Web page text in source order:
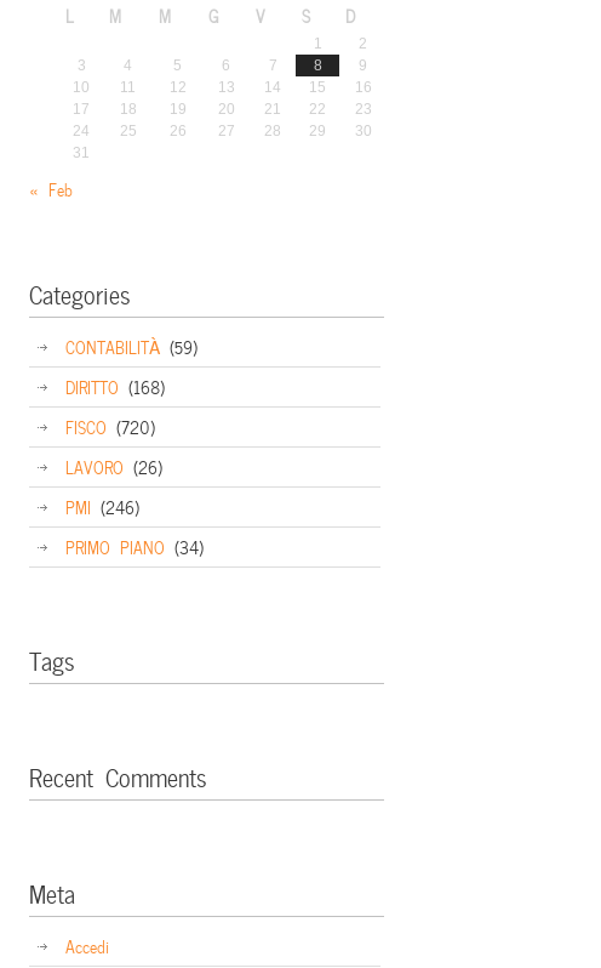
L M M G V S D
1
2
3
4 5 6 7 8
9
10
11 12 13 14 15
16
17
18 19 20 21 22
23
24
25 26 27 28 29
30
31
« Feb
Categories
CONTABILITÀ (59)
DIRITTO (168)
FISCO (720)
LAVORO (26)
PMI (246)
PRIMO PIANO (34)
Tags
Recent Comments
Meta
Accedi